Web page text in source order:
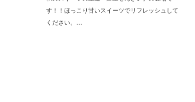
す！！ほっこり甘いスイーツでリフレッシュして
ください。…